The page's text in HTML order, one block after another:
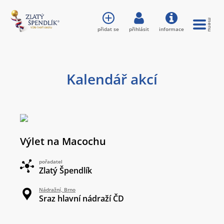
Kalendář akcí
Výlet na Macochu
pořadatel
Zlatý Špendlík
Nádražní, Brno
Sraz hlavní nádraží ČD
přidat se přihlásit informace